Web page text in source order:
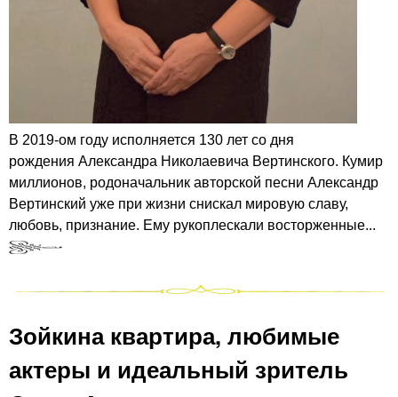
В 2019-ом году исполняется 130 лет со дня
рождения Александра Николаевича Вертинского. Кумир
миллионов, родоначальник авторской песни Александр
Вертинский уже при жизни снискал мировую славу,
любовь, признание. Ему рукоплескали восторженные...
Зойкина квартира, любимые
актеры и идеальный зритель